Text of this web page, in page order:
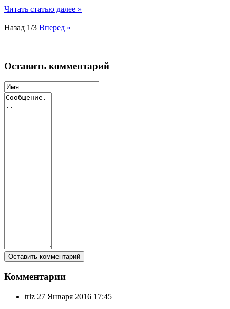
Читать статью далее »
Назад 1/3 Вперед »
Оставить комментарий
Комментарии
trlz 27 Января 2016 17:45